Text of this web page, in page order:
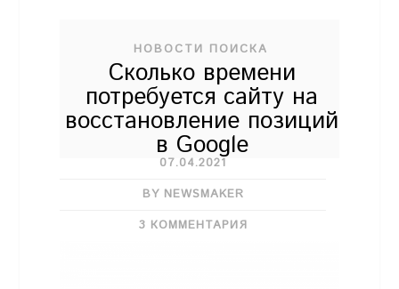
НОВОСТИ ПОИСКА
Сколько времени
потребуется сайту на
восстановление позиций
в Google
07.04.2021
BY NEWSMAKER
3 КОММЕНТАРИЯ